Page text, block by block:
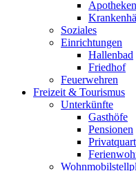
Apotheken
Soziales
Einrichtungen
Hallenbad
Friedhof
Feuerwehren
Freizeit & Tourismus
Unterkünfte
Gasthöfe
Pensionen